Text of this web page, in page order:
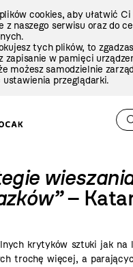
cookies, aby ułatwić Ci
z naszego serwisu oraz do
tych plików, to
zapisanie w pamięci
możesz samodzielnie
przeglądarki.
–
krytyków sztuki jak na
trochę więcej, a